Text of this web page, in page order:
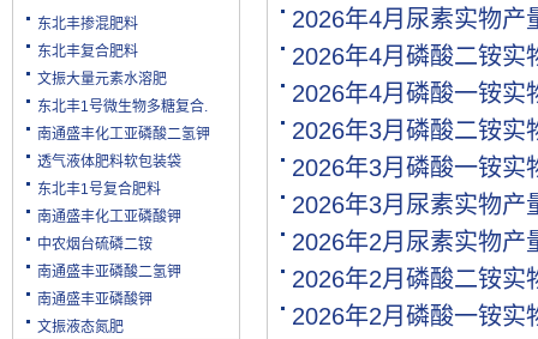
东北丰掺混肥料
东北丰复合肥料
文振大量元素水溶肥
东北丰1号微生物多糖复合.
南通盛丰化工亚磷酸二氢钾
透气液体肥料软包装袋
东北丰1号复合肥料
南通盛丰化工亚磷酸钾
中农烟台硫磷二铵
南通盛丰亚磷酸二氢钾
南通盛丰亚磷酸钾
文振液态氮肥
2026年4月尿素实物产
2026年4月磷酸二铵实
2026年4月磷酸一铵实
2026年3月磷酸二铵实
2026年3月磷酸一铵实
2026年3月尿素实物产
2026年2月尿素实物产
2026年2月磷酸二铵实
2026年2月磷酸一铵实